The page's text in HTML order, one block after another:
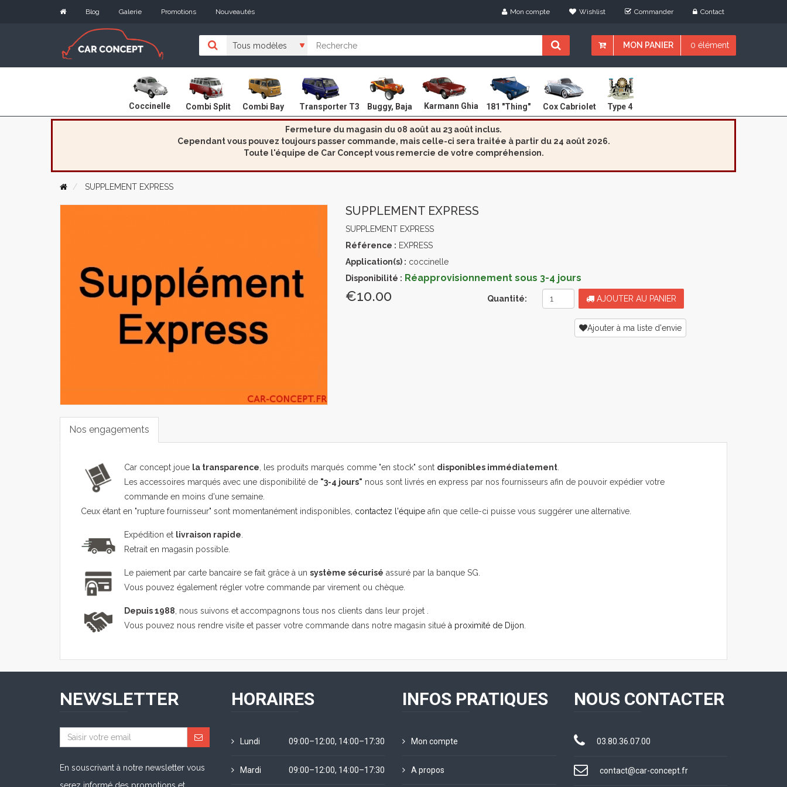
Blog Galerie Promotions Nouveautés Mon compte Wishlist Commander Contact
MON PANIER 0 élément
Coccinelle Combi Split Combi Bay Transporter T3 Buggy, Baja Karmann Ghia 181 "Thing" Cox Cabriolet Type 4
Fermeture du magasin du 08 août au 23 août inclus.
Cependant vous pouvez toujours passer commande, mais celle-ci sera traitée à partir du 24 août 2026.
Toute l'équipe de Car Concept vous remercie de votre compréhension.
SUPPLEMENT EXPRESS
SUPPLEMENT EXPRESS
SUPPLEMENT EXPRESS
Référence : EXPRESS
Application(s) : coccinelle
Disponibilité : Réapprovisionnement sous 3-4 jours
€10.00 Quantité: AJOUTER AU PANIER
Ajouter à ma liste d'envie
Nos engagements
Car concept joue la transparence, les produits marqués comme "en stock" sont disponibles immédiatement.
Les accessoires marqués avec une disponibilité de "3-4 jours" nous sont livrés en express par nos fournisseurs afin de pouvoir expédier votre
commande en moins d'une semaine.
Ceux étant en "rupture fournisseur" sont momentanément indisponibles, contactez l'équipe afin que celle-ci puisse vous suggérer une alternative.
Expédition et livraison rapide.
Retrait en magasin possible.
Le paiement par carte bancaire se fait grâce à un système sécurisé assuré par la banque SG.
Vous pouvez également régler votre commande par virement ou chèque.
Depuis 1988, nous suivons et accompagnons tous nos clients dans leur projet .
Vous pouvez nous rendre visite et passer votre commande dans notre magasin situé à proximité de Dijon.
NEWSLETTER
En souscrivant à notre newsletter vous
HORAIRES
Lundi 09:00–12:00, 14:00–17:30
Mardi 09:00–12:00, 14:00–17:30
INFOS PRATIQUES
Mon compte
A propos
NOUS CONTACTER
03.80.36.07.00
contact@car-concept.fr